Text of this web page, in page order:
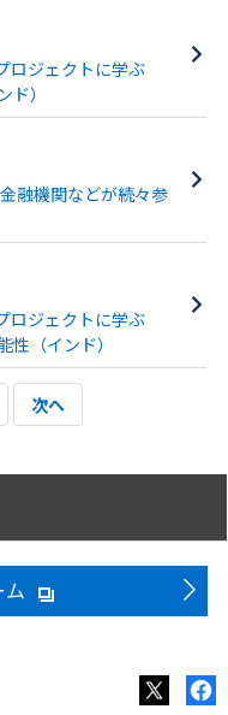
ロジェクトに学ぶ
）
融機関などが続々参
ロジェクトに学ぶ
性（インド）
次へ
ム